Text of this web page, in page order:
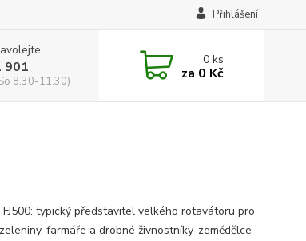
Přihlášení
901
8.30-11.30)
0ks
za 0 Kč
typický představitel velkého rotavátoru pro
farmáře a drobné živnostníky-zemědělce